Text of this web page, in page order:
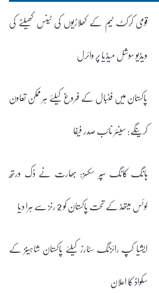
قومی کرکٹ ٹیم کے کھلاڑیوں کی ٹینس کھیلنے کی
ویڈیو سوشل میڈیا پر وائرل
پاکستان میں فٹبال کے فروغ کیلئے ہر ممکن تعاون
کرینگے: سینئر نائب صدر فیفا
ہانگ کانگ سپر سکسز: بھارت نے ڈک ورتھ
لوئس میتھڈ کے تحت پاکستان کو 2 رنز سے ہرا دیا
ایشیا کپ رائزنگ سٹارز کیلئے پاکستان شاہینز کے
سکواڈ کا اعلان